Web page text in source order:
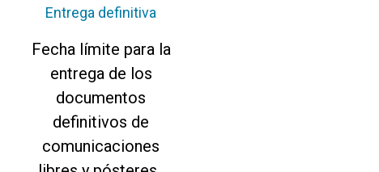
Entrega definitiva
Fecha límite para la
entrega de los
documentos
definitivos de
comunicaciones